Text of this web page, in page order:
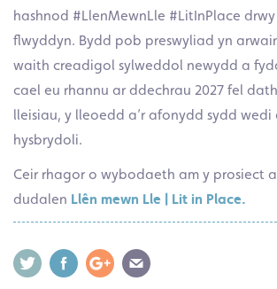
hashnod #LlenMewnLle #LitInPlace
flwyddyn. Bydd pob preswyliad yn
waith creadigol sylweddol newydd a
cael eu rhannu ar ddechrau 2027 fel
lleisiau, y lleoedd a’r afonydd sydd wedi
hysbrydoli.
Ceir rhagor o wybodaeth am y prosiect
dudalen Llên mewn Lle | Lit in Place.